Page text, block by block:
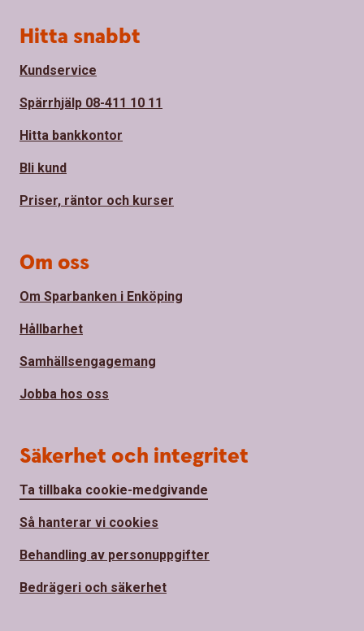
Sidfot
Hitta snabbt
Kundservice
Spärrhjälp 08-411 10 11
Hitta bankkontor
Bli kund
Priser, räntor och kurser
Om oss
Om Sparbanken i Enköping
Hållbarhet
Samhällsengagemang
Jobba hos oss
Säkerhet och integritet
Ta tillbaka cookie-medgivande
Så hanterar vi cookies
Behandling av personuppgifter
Bedrägeri och säkerhet